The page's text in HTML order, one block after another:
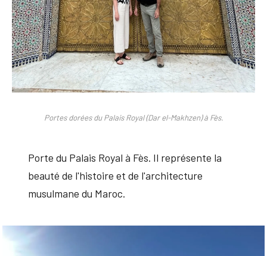
Portes dorées du Palais Royal (Dar el-Makhzen) à Fès.
Porte du Palais Royal à Fès. Il représente la
beauté de l'histoire et de l'architecture
musulmane du Maroc.